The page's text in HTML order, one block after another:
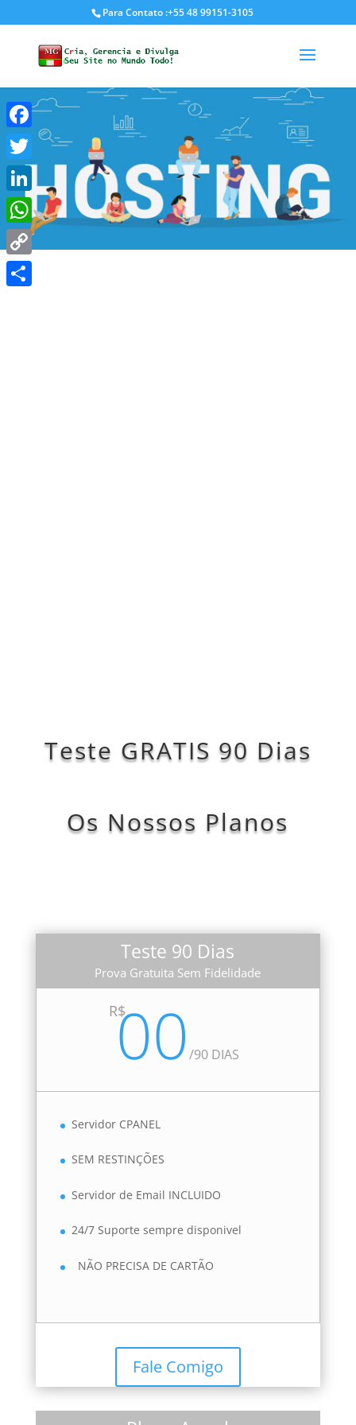
Para Contato :+55 48 99151-3105
Teste GRATIS 90 Dias
Os Nossos Planos
Teste 90 Dias
Prova Gratuita Sem Fidelidade
R$00/90 DIAS
Servidor CPANEL
SEM RESTINÇÕES
Servidor de Email INCLUIDO
24/7 Suporte sempre disponivel
NÃO PRECISA DE CARTÃO
Fale Comigo
Facebook
Twitter
LinkedIn
WhatsApp
Copy